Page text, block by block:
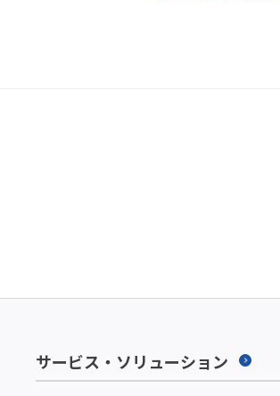
サービス・ソリューション